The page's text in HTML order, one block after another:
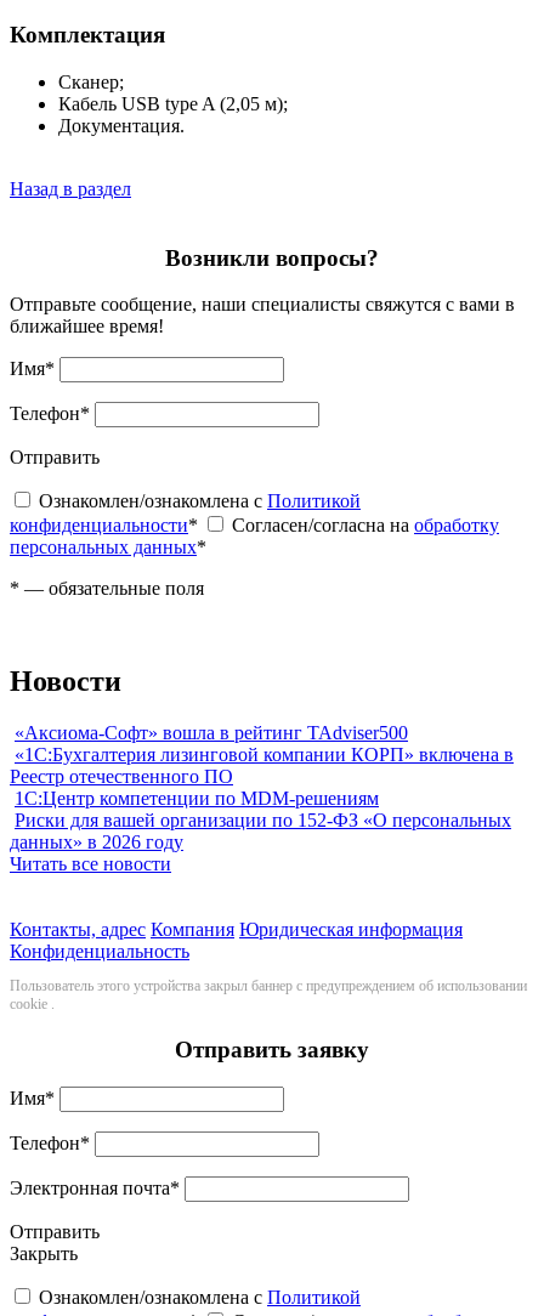
Комплектация
Сканер;
Кабель USB type A (2,05 м);
Документация.
Назад в раздел
Возникли вопросы?
Отправьте сообщение, наши специалисты свяжутся с вами в
ближайшее время!
Имя*
Телефон*
Отправить
Ознакомлен/ознакомлена с Политикой
конфиденциальности* Согласен/согласна на обработку
персональных данных*
* — обязательные поля
Новости
«Аксиома-Софт» вошла в рейтинг TAdviser500
«1С:Бухгалтерия лизинговой компании КОРП» включена в
Реестр отечественного ПО
1С:Центр компетенции по MDM-решениям
Риски для вашей организации по 152-ФЗ «О персональных
данных» в 2026 году
Читать все новости
Контакты, адрес Компания Юридическая информация
Конфиденциальность
Пользователь этого устройства закрыл баннер с предупреждением об использовании
cookie .
Отправить заявку
Имя*
Телефон*
Электронная почта*
Отправить
Закрыть
Ознакомлен/ознакомлена с Политикой